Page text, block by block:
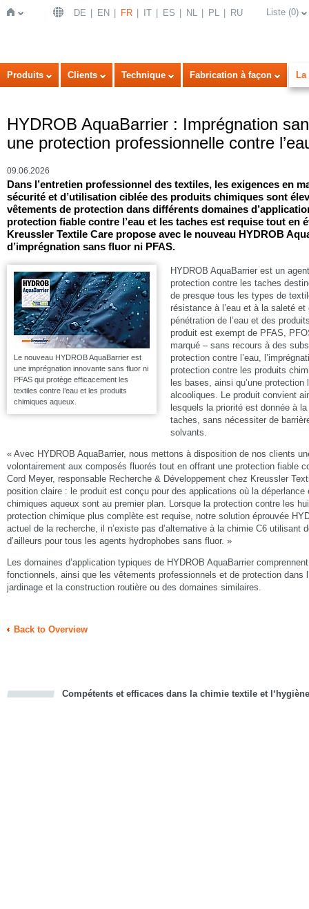
Page
d'accueil
DE EN FR IT ES NL PL RU Liste (0)
Produits Clients Technique Fabrication à façon
HYDROB AquaBarrier : Imprégnation
une protection professionnelle contre
09.06.2026
Dans l’entretien professionnel des textiles, les exigences en
sécurité et d’utilisation ciblée des produits chimiques sont
vêtements de protection dans différents domaines
protection fiable contre l’eau et les taches est requise tout en
Kreussler Textile Care propose avec le nouveau HYDROB
d’imprégnation sans fluor ni PFAS.
Le nouveau HYDROB AquaBarrier est
une imprégnation innovante sans fluor ni
PFAS qui protège efficacement les
textiles contre l’eau et les produits
chimiques aqueux.
HYDROB AquaBarrier est un
protection contre les taches
de presque tous les types de
résistance à l’eau et à la saleté
pénétration de l’eau et des
produit est exempt de PFAS,
marqué – sans recours à des
protection contre l’eau,
protection contre les produits
les bases, ainsi qu’une
alcooliques. Le produit convient
lesquels la priorité est donnée à
taches, sans nécessiter de
solvants.
« Avec HYDROB AquaBarrier, nous mettons à disposition de nos clients
volontairement aux composés fluorés tout en offrant une protection fiable
Cord Meyer, responsable Recherche & Développement chez Kreussler
position claire : le produit est conçu pour des applications où la
chimiques aqueux sont au premier plan. Lorsque la protection contre les
protection chimique plus complète est requise, notre solution éprouvée
actuel de la recherche, il n’existe pas d’alternative à la chimie C6 utilisant
d’ailleurs pour tous les agents hydrophobes sans fluor. »
Les domaines d’application typiques de HYDROB AquaBarrier
fonctionnels, ainsi que les vêtements professionnels et de protection dans
jardinage et la construction routière ou des domaines similaires.
Back to Overview
Compétents et efficaces dans la chimie textile et l‘hygiène